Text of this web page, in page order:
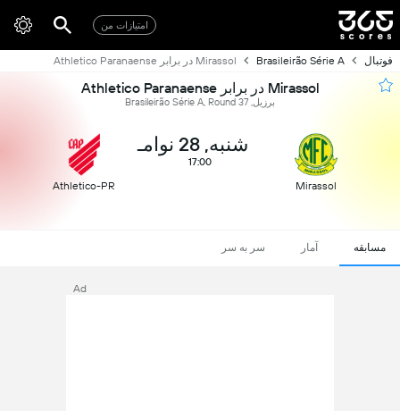
امتیازات من
فوتبال Brasileirão Série A Mirassol در برابر Athletico Paranaense
Mirassol در برابر Athletico Paranaense
برزیل, Brasileirão Série A, Round 37
Mirassol
شنبه, 28 نوامـ
17:00
Athletico-PR
مسابقه آمار سر به سر
Ad